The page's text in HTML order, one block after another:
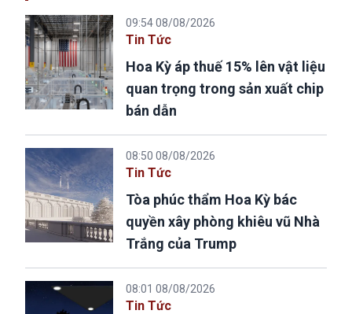
09:54 08/08/2026
Tin Tức
Hoa Kỳ áp thuế 15% lên vật liệu
quan trọng trong sản xuất chip
bán dẫn
08:50 08/08/2026
Tin Tức
Tòa phúc thẩm Hoa Kỳ bác
quyền xây phòng khiêu vũ Nhà
Trắng của Trump
08:01 08/08/2026
Tin Tức